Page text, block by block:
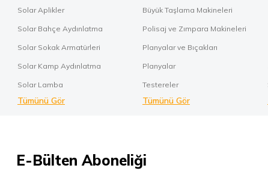
Solar Aplikler
Solar Bahçe Aydınlatma
Solar Sokak Armatürleri
Solar Kamp Aydınlatma
Solar Lamba
Tümünü Gör
Büyük Taşlama Makineleri
Polisaj ve Zımpara Makineleri
Planyalar ve Bıçakları
Planyalar
Testereler
Tümünü Gör
E-Bülten Aboneliği